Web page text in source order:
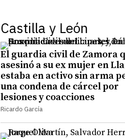
Castilla y León
El guardia civil de Zamora
asesinó a su ex mujer en
estaba en activo sin arma
una condena de cárcel por
lesiones y coacciones
Ricardo García